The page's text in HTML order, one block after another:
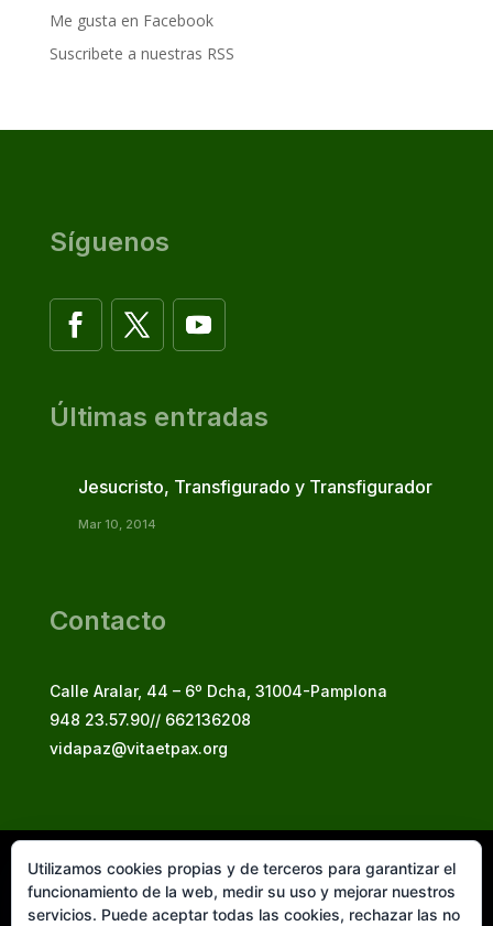
Me gusta en Facebook
Suscribete a nuestras RSS
Síguenos
Últimas entradas
Jesucristo, Transfigurado y Transfigurador
Mar 10, 2014
Contacto
Calle Aralar, 44 – 6º Dcha, 31004-Pamplona
948 23.57.90// 662136208
vidapaz@vitaetpax.org
Vita et Pax, 2025
© Instituto Secular Vita et Pax in Christo Jesu
Utilizamos cookies propias y de terceros para garantizar el
funcionamiento de la web, medir su uso y mejorar nuestros
servicios. Puede aceptar todas las cookies, rechazar las no